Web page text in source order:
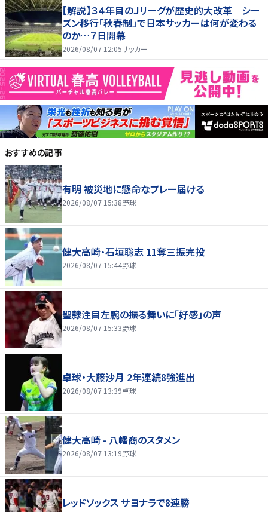
【解説】３４年目のＪリーグが歴史的大改革 シー
ズン移行「秋春制」で日本サッカーは何が変わる
のか…７日開幕
2026/08/07 12:05サッカー
おすすめの記事
有明 被災地に懸命なプレー届ける
2026/08/07 15:38野球
健大高崎・石垣聡志 11奪三振完投
2026/08/07 15:44野球
聖隷注目左腕の振る舞いに「好感」の声
2026/08/07 15:33野球
卓球・大藤沙月 2年連続8強進出
2026/08/07 13:39卓球
健大高崎 - 八幡商のスタメン
2026/08/07 13:19野球
レッドソックス サヨナラで8連勝